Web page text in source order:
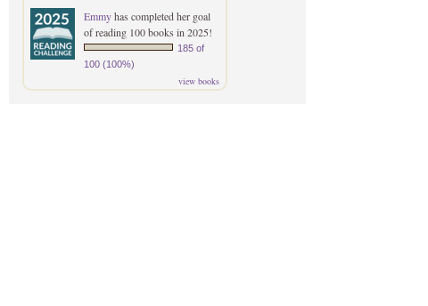
Emmyhas completed her goal
of reading 100 books in 2025!
185 of
100 (100%)
view books